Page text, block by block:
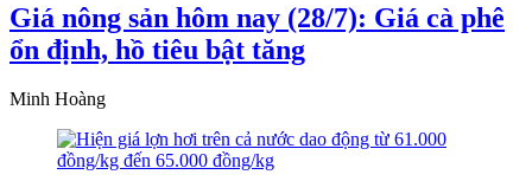
Giá nông sản hôm nay (28/7): Giá cà phê
ổn định, hồ tiêu bật tăng
Minh Hoàng